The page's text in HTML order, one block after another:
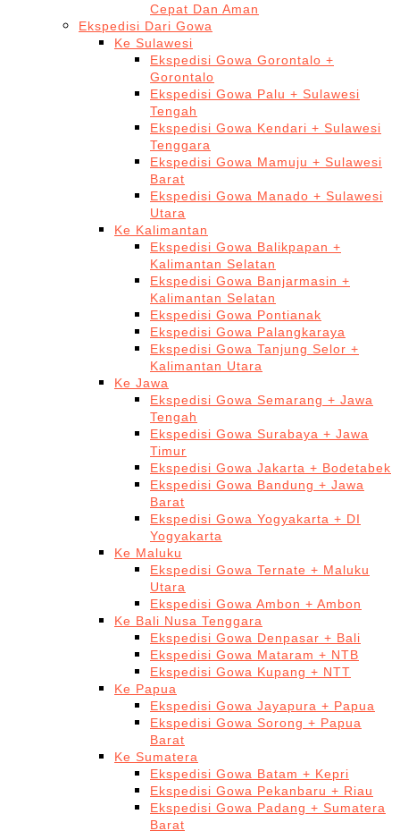
Cepat Dan Aman
Ekspedisi Dari Gowa
Ke Sulawesi
Ekspedisi Gowa Gorontalo +
Gorontalo
Ekspedisi Gowa Palu + Sulawesi
Tengah
Ekspedisi Gowa Kendari + Sulawesi
Tenggara
Ekspedisi Gowa Mamuju + Sulawesi
Barat
Ekspedisi Gowa Manado + Sulawesi
Utara
Ke Kalimantan
Ekspedisi Gowa Balikpapan +
Kalimantan Selatan
Ekspedisi Gowa Banjarmasin +
Kalimantan Selatan
Ekspedisi Gowa Pontianak
Ekspedisi Gowa Palangkaraya
Ekspedisi Gowa Tanjung Selor +
Kalimantan Utara
Ke Jawa
Ekspedisi Gowa Semarang + Jawa
Tengah
Ekspedisi Gowa Surabaya + Jawa
Timur
Ekspedisi Gowa Jakarta + Bodetabek
Ekspedisi Gowa Bandung + Jawa
Barat
Ekspedisi Gowa Yogyakarta + DI
Yogyakarta
Ke Maluku
Ekspedisi Gowa Ternate + Maluku
Utara
Ekspedisi Gowa Ambon + Ambon
Ke Bali Nusa Tenggara
Ekspedisi Gowa Denpasar + Bali
Ekspedisi Gowa Mataram + NTB
Ekspedisi Gowa Kupang + NTT
Ke Papua
Ekspedisi Gowa Jayapura + Papua
Ekspedisi Gowa Sorong + Papua
Barat
Ke Sumatera
Ekspedisi Gowa Batam + Kepri
Ekspedisi Gowa Pekanbaru + Riau
Ekspedisi Gowa Padang + Sumatera
Barat